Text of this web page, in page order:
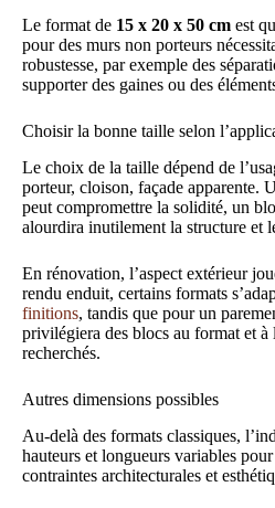
Le format de 15 x 20 x 50 cm est
pour des murs non porteurs
robustesse, par exemple des
supporter des gaines ou des
Choisir la bonne taille selon
Le choix de la taille dépend de
porteur, cloison, façade apparente.
peut compromettre la solidité, un
alourdira inutilement la structure et
En rénovation, l’aspect extérieur
rendu enduit, certains formats
finitions, tandis que pour un
privilégiera des blocs au format et à
recherchés.
Autres dimensions possibles
Au-delà des formats classiques,
hauteurs et longueurs variables
contraintes architecturales et